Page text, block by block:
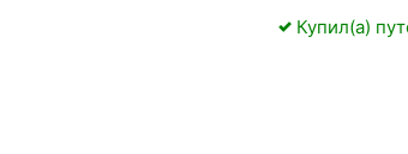
Купил(а)